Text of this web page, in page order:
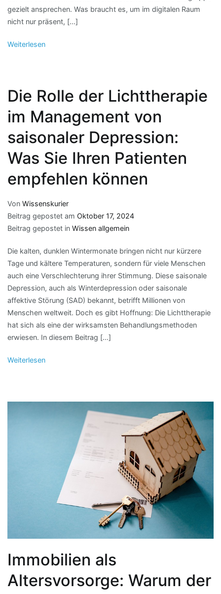
gezielt ansprechen. Was braucht es, um im digitalen Raum
nicht nur präsent, […]
Weiterlesen
Die Rolle der Lichttherapie
im Management von
saisonaler Depression:
Was Sie Ihren Patienten
empfehlen können
Von Wissenskurier
Beitrag gepostet am Oktober 17, 2024
Beitrag gepostet in Wissen allgemein
Die kalten, dunklen Wintermonate bringen nicht nur kürzere
Tage und kältere Temperaturen, sondern für viele Menschen
auch eine Verschlechterung ihrer Stimmung. Diese saisonale
Depression, auch als Winterdepression oder saisonale
affektive Störung (SAD) bekannt, betrifft Millionen von
Menschen weltweit. Doch es gibt Hoffnung: Die Lichttherapie
hat sich als eine der wirksamsten Behandlungsmethoden
erwiesen. In diesem Beitrag […]
Weiterlesen
Immobilien als
Altersvorsorge: Warum der